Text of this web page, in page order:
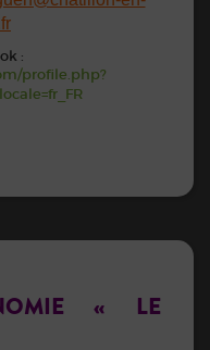
:
profile.php?
« LE